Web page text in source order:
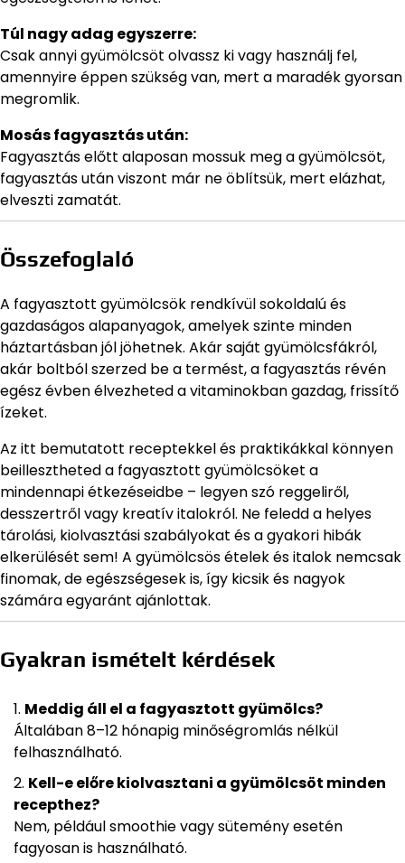
Túl nagy adag egyszerre:
Csak annyi gyümölcsöt olvassz ki vagy használj fel,
amennyire éppen szükség van, mert a maradék gyorsan
megromlik.
Mosás fagyasztás után:
Fagyasztás előtt alaposan mossuk meg a gyümölcsöt,
fagyasztás után viszont már ne öblítsük, mert elázhat,
elveszti zamatát.
Összefoglaló
A fagyasztott gyümölcsök rendkívül sokoldalú és
gazdaságos alapanyagok, amelyek szinte minden
háztartásban jól jöhetnek. Akár saját gyümölcsfákról,
akár boltból szerzed be a termést, a fagyasztás révén
egész évben élvezheted a vitaminokban gazdag, frissítő
ízeket.
Az itt bemutatott receptekkel és praktikákkal könnyen
beillesztheted a fagyasztott gyümölcsöket a
mindennapi étkezéseidbe – legyen szó reggeliről,
desszertről vagy kreatív italokról. Ne feledd a helyes
tárolási, kiolvasztási szabályokat és a gyakori hibák
elkerülését sem! A gyümölcsös ételek és italok nemcsak
finomak, de egészségesek is, így kicsik és nagyok
számára egyaránt ajánlottak.
Gyakran ismételt kérdések
Meddig áll el a fagyasztott gyümölcs?
Általában 8–12 hónapig minőségromlás nélkül
felhasználható.
Kell-e előre kiolvasztani a gyümölcsöt minden
recepthez?
Nem, például smoothie vagy sütemény esetén
fagyosan is használható.